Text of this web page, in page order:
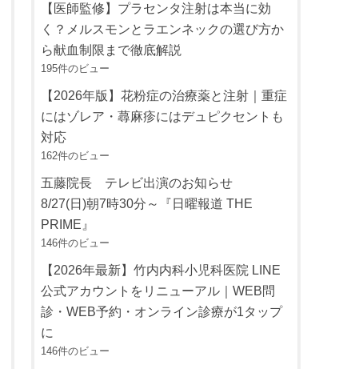
【医師監修】プラセンタ注射は本当に効
く？メルスモンとラエンネックの選び方か
ら献血制限まで徹底解説
195件のビュー
【2026年版】花粉症の治療薬と注射｜重症
にはゾレア・蕁麻疹にはデュピクセントも
対応
162件のビュー
五藤院長 テレビ出演のお知らせ
8/27(日)朝7時30分～『日曜報道 THE
PRIME』
146件のビュー
【2026年最新】竹内内科小児科医院 LINE
公式アカウントをリニューアル｜WEB問
診・WEB予約・オンライン診療が1タップ
に
146件のビュー